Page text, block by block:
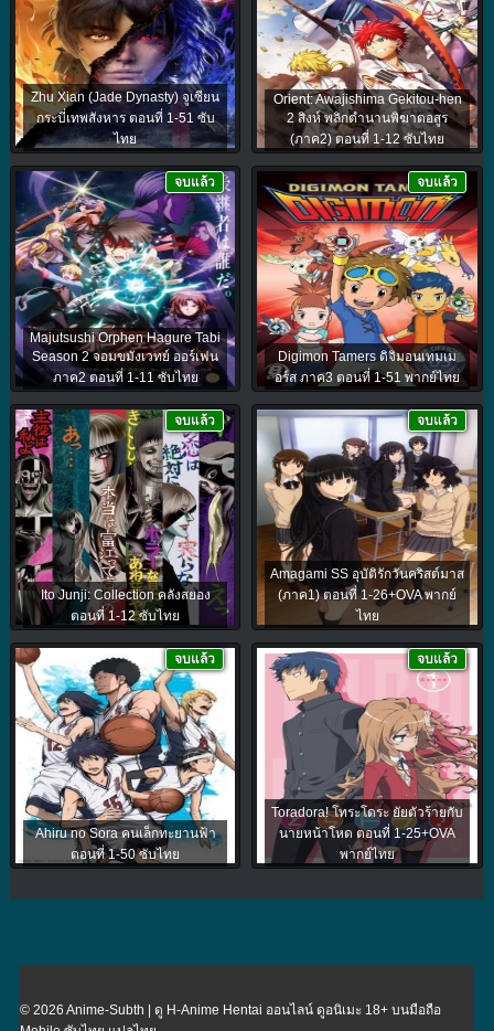
Zhu Xian (Jade Dynasty) จูเซียน
กระบี่เทพสังหาร ตอนที่ 1-51 ซับ
ไทย
Orient: Awajishima Gekitou-hen
2 สิงห์ พลิกตำนานพิฆาตอสูร
(ภาค2) ตอนที่ 1-12 ซับไทย
Majutsushi Orphen Hagure Tabi
Season 2 จอมขมังเวทย์ ออร์เฟน
ภาค2 ตอนที่ 1-11 ซับไทย
จบแล้ว
Digimon Tamers ดิจิมอนเทมเม
อร์ส ภาค3 ตอนที่ 1-51 พากย์ไทย
จบแล้ว
Ito Junji: Collection คลังสยอง
ตอนที่ 1-12 ซับไทย
จบแล้ว
Amagami SS อุบัติรักวันคริสต์มาส
(ภาค1) ตอนที่ 1-26+OVA พากย์
ไทย
จบแล้ว
Ahiru no Sora คนเล็กทะยานฟ้า
ตอนที่ 1-50 ซับไทย
จบแล้ว
Toradora! โทระโดระ ยัยตัวร้ายกับ
นายหน้าโหด ตอนที่ 1-25+OVA
พากย์ไทย
จบแล้ว
© 2026 Anime-Subth | ดู H-Anime Hentai ออนไลน์ ดูอนิเมะ 18+ บนมือถือ